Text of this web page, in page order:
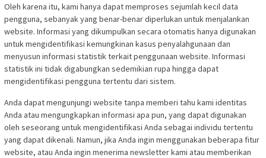
Oleh karena itu, kami hanya dapat memproses sejumlah kecil data
pengguna, sebanyak yang benar-benar diperlukan untuk menjalankan
website. Informasi yang dikumpulkan secara otomatis hanya digunakan
untuk mengidentifikasi kemungkinan kasus penyalahgunaan dan
menyusun informasi statistik terkait penggunaan website. Informasi
statistik ini tidak digabungkan sedemikian rupa hingga dapat
mengidentifikasi pengguna tertentu dari sistem.
Anda dapat mengunjungi website tanpa memberi tahu kami identitas
Anda atau mengungkapkan informasi apa pun, yang dapat digunakan
oleh seseorang untuk mengidentifikasi Anda sebagai individu tertentu
yang dapat dikenali. Namun, jika Anda ingin menggunakan beberapa fitur
website, atau Anda ingin menerima newsletter kami atau memberikan